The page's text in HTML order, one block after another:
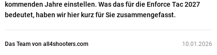
kommenden Jahre einstellen. Was das für die Enforce Tac 2027
bedeutet, haben wir hier kurz für Sie zusammengefasst.
Das Team von all4shooters.com 10.01.2026